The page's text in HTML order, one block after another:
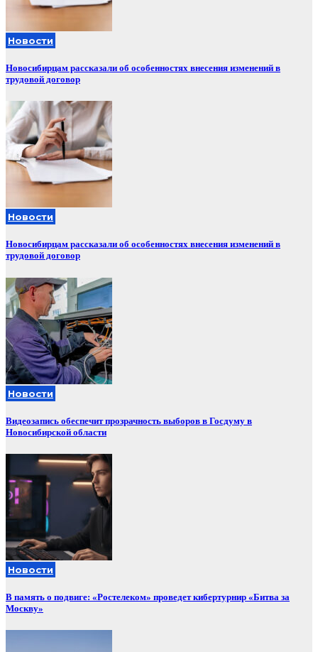
Новости
Новосибирцам рассказали об особенностях внесения изменений в
трудовой договор
Новости
Новосибирцам рассказали об особенностях внесения изменений в
трудовой договор
Новости
Видеозапись обеспечит прозрачность выборов в Госдуму в
Новосибирской области
Новости
В память о подвиге: «Ростелеком» проведет кибертурнир «Битва за
Москву»